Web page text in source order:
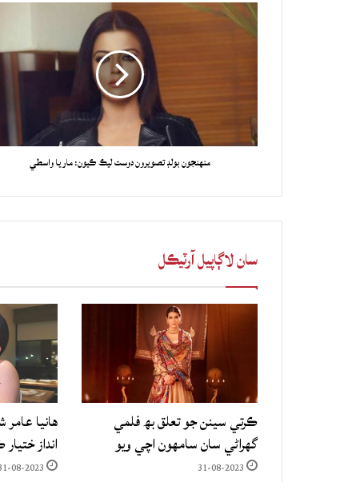
منهنجون بولڊ تصويرون دوست ليڪ ڪيون: ماريا واسطي
سان لاڳاپيل آرٽيڪل
ڪرتي سينن جو تعلق بھ فلمي
گهراڻي سان سامهون اچي ويو
31-08-2023
هانيا
انداز
08-2023